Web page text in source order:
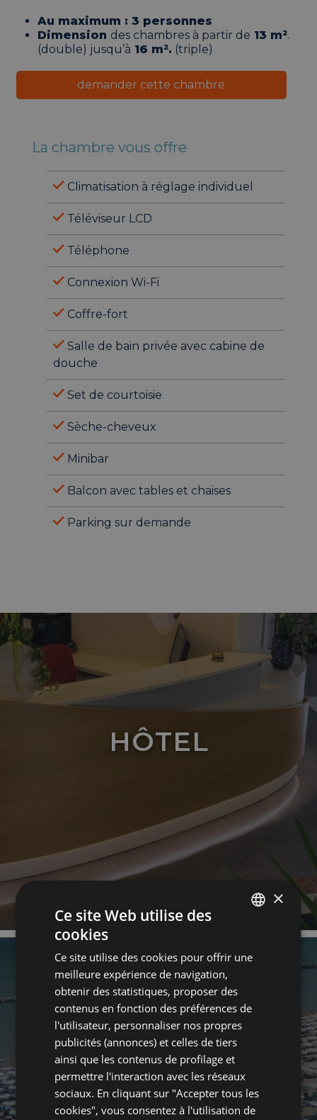
Au maximum : 3 personnes
Dimension des chambres à partir de 13 m².
(double) jusqu’à 16 m². (triple)
demander cette chambre
La chambre vous offre
Climatisation à réglage individuel
Téléviseur LCD
Téléphone
Connexion Wi-Fi
Coffre-fort
Salle de bain privée avec cabine de
douche
Set de courtoisie
Sèche-cheveux
Minibar
Balcon avec tables et chaises
Parking sur demande
HÔTEL
PLAGE
ENGLISH
GERMAN
×
Ce site Web utilise des
cookies
Ce site utilise des cookies pour offrir une
meilleure expérience de navigation,
obtenir des statistiques, proposer des
contenus en fonction des préférences de
l'utilisateur, personnaliser nos propres
publicités (annonces) et celles de tiers
ainsi que les contenus de profilage et
permettre l'interaction avec les réseaux
sociaux. En cliquant sur "Accepter tous les
cookies", vous consentez à l'utilisation de